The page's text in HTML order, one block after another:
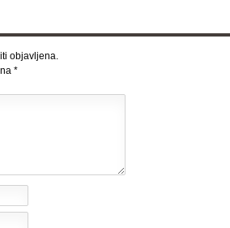
objavljena.
*